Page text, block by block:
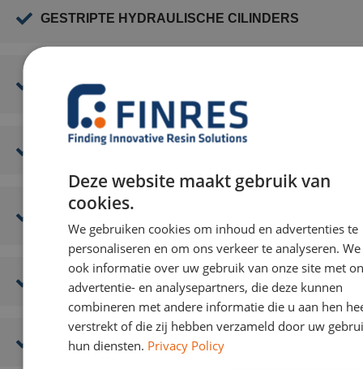
GESTRIPTE HYDRAULISCHE CILINDERS
RECONSTRUEREN
GESCHEURDE MOTORBLOKKEN
AFSLUITER- EN POMPHUIZEN
RECONSTRUEREN
METAAL AAN METAAL VERBINDEN
FLENSVLAKKEN HERVORMEN
Deze website maakt gebruik van
cookies.
We gebruiken cookies om inhoud en advertenties te
personaliseren en om ons verkeer te analyseren.
ook informatie over uw gebruik van onze site met
advertentie- en analysepartners, die deze kunnen
combineren met andere informatie die u aan hen
verstrekt of die zij hebben verzameld door uw
hun diensten. Privacy Policy